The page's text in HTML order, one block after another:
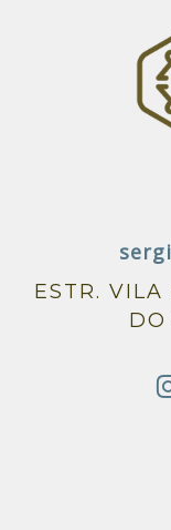
ESTR. VILA
DO